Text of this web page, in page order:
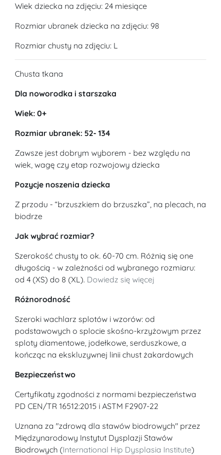
Wiek dziecka na zdjęciu: 24 miesiące
Rozmiar ubranek dziecka na zdjęciu: 98
Rozmiar chusty na zdjęciu: L
Chusta tkana
Dla noworodka i starszaka
Wiek: 0+
Rozmiar ubranek: 52- 134
Zawsze jest dobrym wyborem - bez względu na
wiek, wagę czy etap rozwojowy dziecka
Pozycje noszenia dziecka
Z przodu - “brzuszkiem do brzuszka”, na plecach, na
biodrze
Jak wybrać rozmiar?
Szerokość chusty to ok. 60-70 cm. Różnią się one
długością - w zależności od wybranego rozmiaru:
od 4 (XS) do 8 (XL). Dowiedz się więcej
Różnorodność
Szeroki wachlarz splotów i wzorów: od
podstawowych o splocie skośno-krzyżowym przez
sploty diamentowe, jodełkowe, serduszkowe, a
kończąc na ekskluzywnej linii chust żakardowych
Bezpieczeństwo
Certyfikaty zgodności z normami bezpieczeństwa
PD CEN/TR 16512:2015 i ASTM F2907-22
Uznana za "zdrową dla stawów biodrowych" przez
Międzynarodowy Instytut Dysplazji Stawów
Biodrowych (International Hip Dysplasia Institute)